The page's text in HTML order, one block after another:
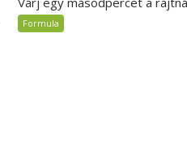
Formula